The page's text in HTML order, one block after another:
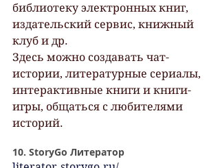
библиотеку электронных книг,
издательский сервис, книжный
клуб и др.
Здесь можно создавать чат-
истории, литературные сериалы,
интерактивные книги и книги-
игры, общаться с любителями
историй.
10. StoryGo Литератор